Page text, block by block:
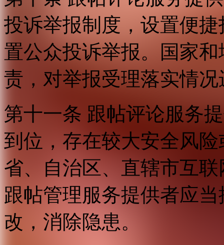
投诉举报制度，设置便
置公众投诉举报。国家
责，对举报受理落实情
第十一条 跟帖评论服务
到位，存在较大安全风
省、自治区、直辖市互
跟帖管理服务提供者应
改，消除隐患。